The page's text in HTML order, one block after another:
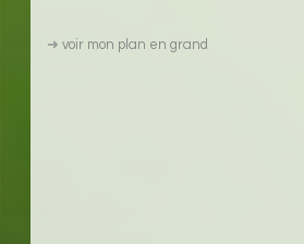
➜ voir mon plan en grand